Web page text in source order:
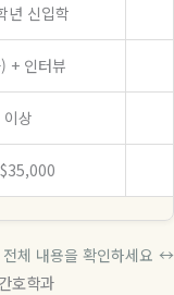
년 신입학
+ 인터뷰
상
체 내용을 확인하세요 ↔